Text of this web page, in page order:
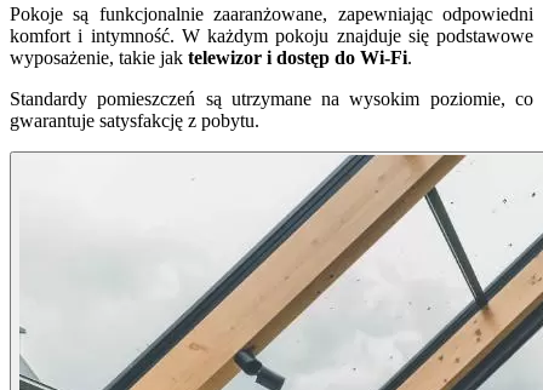
Pokoje są funkcjonalnie zaaranżowane, zapewniając odpowiedni
komfort i intymność. W każdym pokoju znajduje się podstawowe
wyposażenie, takie jak telewizor i dostęp do Wi-Fi.
Standardy pomieszczeń są utrzymane na wysokim poziomie, co
gwarantuje satysfakcję z pobytu.